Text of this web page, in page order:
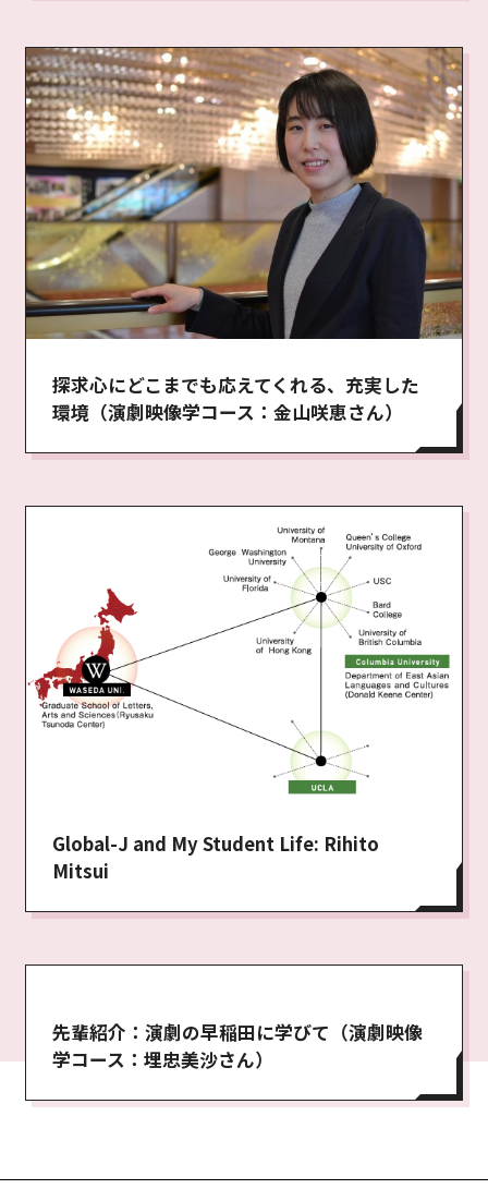
探求心にどこまでも応えてくれる、充実した
環境（演劇映像学コース：金山咲恵さん）
Global-J and My Student Life: Rihito
Mitsui
先輩紹介：演劇の早稲田に学びて（演劇映像
学コース：埋忠美沙さん）